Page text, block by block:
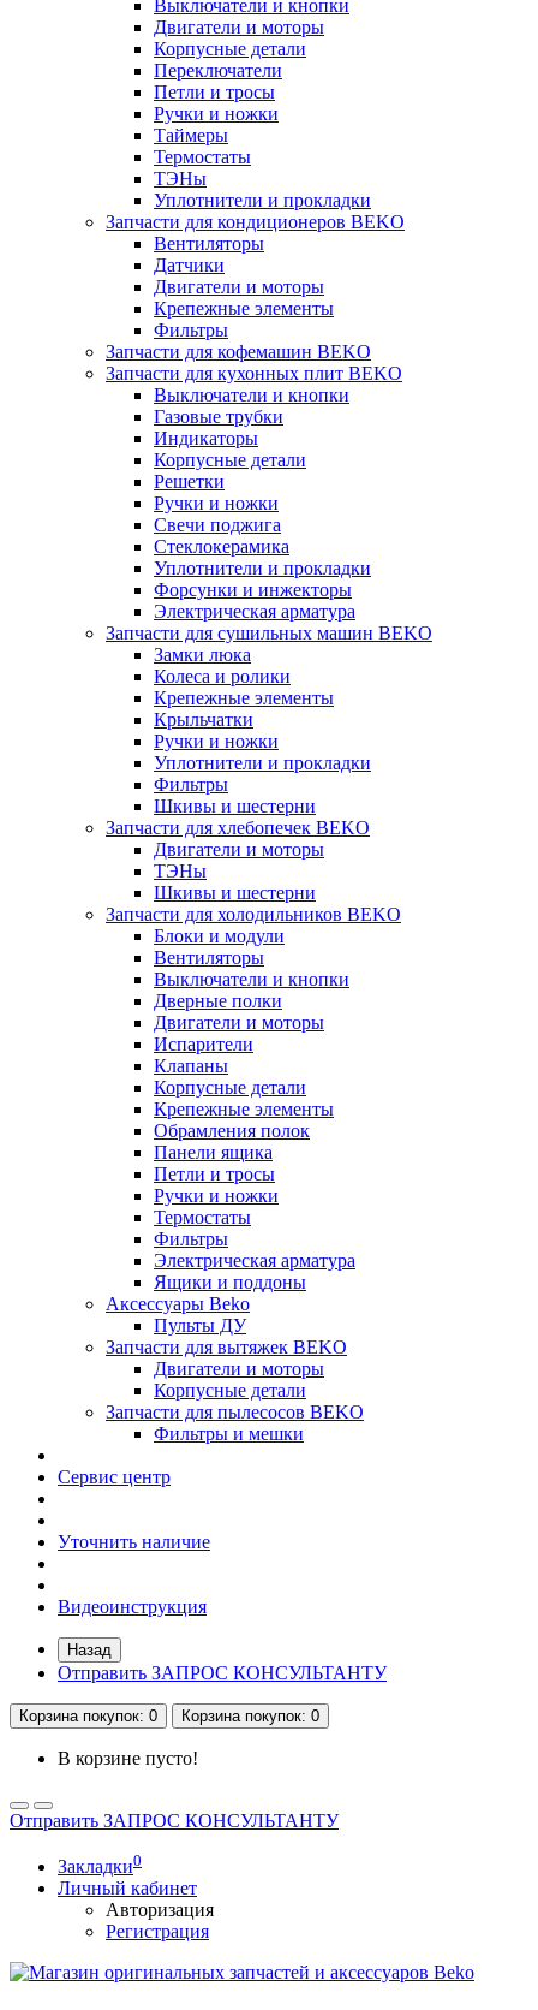
Выключатели и кнопки
Двигатели и моторы
Корпусные детали
Переключатели
Петли и тросы
Ручки и ножки
Таймеры
Термостаты
ТЭНы
Уплотнители и прокладки
Запчасти для кондиционеров BEKO
Вентиляторы
Датчики
Двигатели и моторы
Крепежные элементы
Фильтры
Запчасти для кофемашин BEKO
Запчасти для кухонных плит BEKO
Выключатели и кнопки
Газовые трубки
Индикаторы
Корпусные детали
Решетки
Ручки и ножки
Свечи поджига
Стеклокерамика
Уплотнители и прокладки
Форсунки и инжекторы
Электрическая арматура
Запчасти для сушильных машин BEKO
Замки люка
Колеса и ролики
Крепежные элементы
Крыльчатки
Ручки и ножки
Уплотнители и прокладки
Фильтры
Шкивы и шестерни
Запчасти для хлебопечек BEKO
Двигатели и моторы
ТЭНы
Шкивы и шестерни
Запчасти для холодильников BEKO
Блоки и модули
Вентиляторы
Выключатели и кнопки
Дверные полки
Двигатели и моторы
Испарители
Клапаны
Корпусные детали
Крепежные элементы
Обрамления полок
Панели ящика
Петли и тросы
Ручки и ножки
Термостаты
Фильтры
Электрическая арматура
Ящики и поддоны
Аксессуары Beko
Пульты ДУ
Запчасти для вытяжек BEKO
Двигатели и моторы
Корпусные детали
Запчасти для пылесосов BEKO
Фильтры и мешки
Сервис центр
Уточнить наличие
Видеоинструкция
Назад
Отправить ЗАПРОС КОНСУЛЬТАНТУ
Корзинапокупок: 0 Корзинапокупок: 0
В корзине пусто!
Отправить ЗАПРОС КОНСУЛЬТАНТУ
Закладки0
Личный кабинет
Авторизация
Регистрация